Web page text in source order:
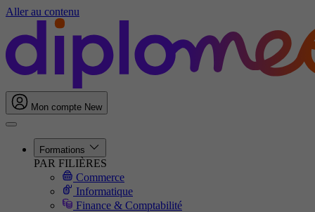
Aller au contenu
Mon compte New
Formations
PAR FILIÈRES
Commerce
Informatique
Finance & Comptabilité